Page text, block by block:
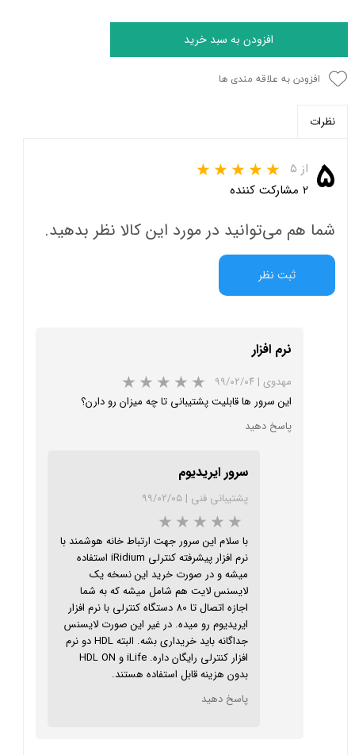
افزودن به سبد خرید
افزودن به علاقه مندی ها
نظرات
۵ از ۵
۲ مشارکت کننده
شما هم می‌توانید در مورد این کالا نظر بدهید.
ثبت نظر
نرم افزار
مهدوی | ۹۹/۰۲/۰۴
این سرور ها قابلیت پشتیبانی تا چه میزان رو دارن؟
پاسخ دهید
سرور ایریدیوم
پشتیبانی فنی | ۹۹/۰۲/۰۵
با سلام این سرور جهت ارتباط خانه هوشمند با
نرم افزار پیشرفته کنترلی iRidium استفاده
میشه و در صورت خرید این نسخه یک
لایسنس لایت هم شامل میشه که به شما
اجازه اتصال تا 80 دستگاه کنترلی با نرم افزار
ایریدیوم رو میده. در غیر این صورت لایسنس
جداگانه باید خریداری بشه. البته HDL دو نرم
افزار کنترلی رایگان داره. iLife و HDL ON
بدون هزینه قابل استفاده هستند.
پاسخ دهید